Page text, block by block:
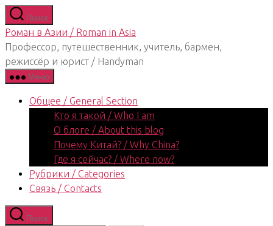
Перейти
к
содержимому
Поиск
Роман в Азии / Roman in Asia
Профессор, путешественник, учитель, бармен,
режиссёр и юрист / Handyman
Меню
Общее / General Section
Кто я такой / Who I am
О блоге / About this blog
Почему Китай? / Why China?
Где я сейчас? / Where now?
Рубрики / Categories
Связь / Contacts
Поиск